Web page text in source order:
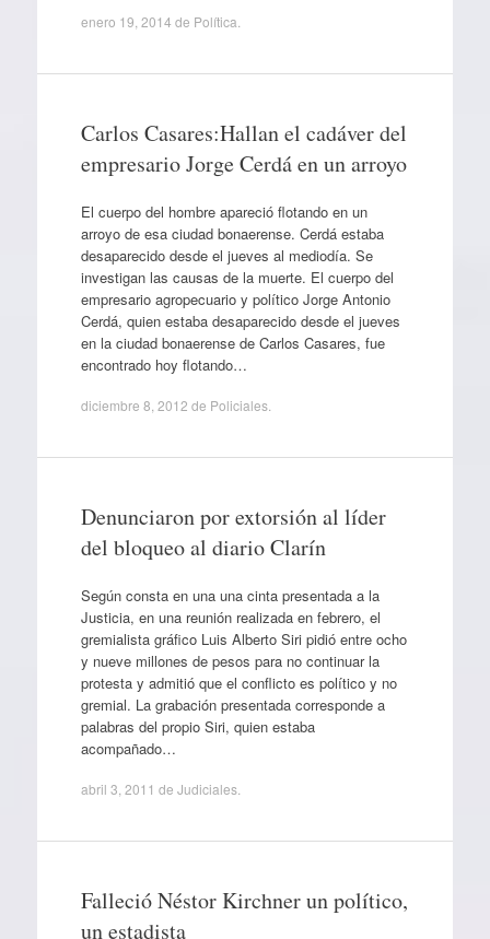
enero 19, 2014 de Política
Carlos Casares:Hallan el cadáver del
empresario Jorge Cerdá en un arroyo
El cuerpo del hombre apareció flotando en un
arroyo de esa ciudad bonaerense. Cerdá estaba
desaparecido desde el jueves al mediodía. Se
investigan las causas de la muerte. El cuerpo del
empresario agropecuario y político Jorge Antonio
Cerdá, quien estaba desaparecido desde el jueves
en la ciudad bonaerense de Carlos Casares, fue
encontrado hoy flotando…
diciembre 8, 2012 de Policiales.
Denunciaron por extorsión al líder
del bloqueo al diario Clarín
Según consta en una una cinta presentada a la
Justicia, en una reunión realizada en febrero, el
gremialista gráfico Luis Alberto Siri pidió entre ocho
y nueve millones de pesos para no continuar la
protesta y admitió que el conflicto es político y no
gremial. La grabación presentada corresponde a
palabras del propio Siri, quien estaba
acompañado…
abril 3, 2011 de Judiciales.
Falleció Néstor Kirchner un político,
un estadista